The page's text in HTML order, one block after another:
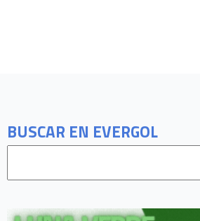
BUSCAR EN EVERGOL